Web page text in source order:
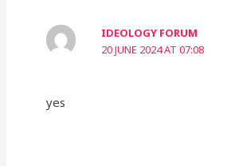
IDEOLOGY FORUM
20 JUNE 2024 AT 07:08
yes